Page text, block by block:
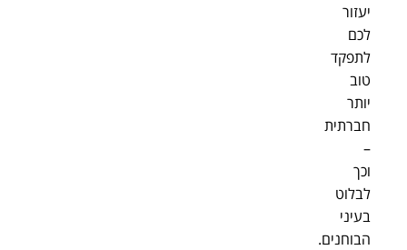
יעזור
לכם
לתפקד
טוב
יותר
חברתית
–
וכך
לבלוט
בעיני
הבוחנים.